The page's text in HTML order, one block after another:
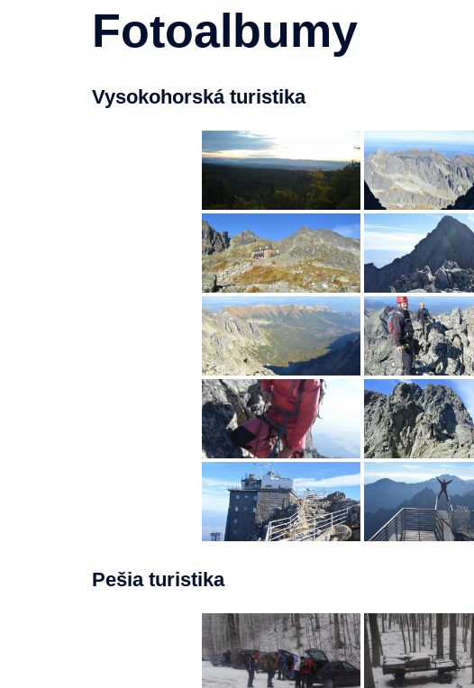
Fotoalbumy
Vysokohorská turistika
Pešia turistika